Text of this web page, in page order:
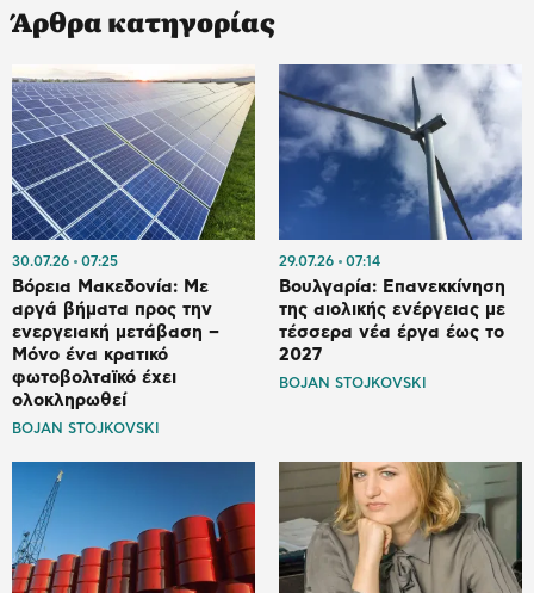
Άρθρα κατηγορίας
30.07.26 07:25
Βόρεια Μακεδονία: Mε
αργά βήματα προς την
ενεργειακή μετάβαση –
Μόνο ένα κρατικό
φωτοβολταϊκό έχει
ολοκληρωθεί
BOJAN STOJKOVSKI
29.07.26 07:14
Βουλγαρία: Επανεκκίνηση
της αιολικής ενέργειας με
τέσσερα νέα έργα έως το
2027
BOJAN STOJKOVSKI